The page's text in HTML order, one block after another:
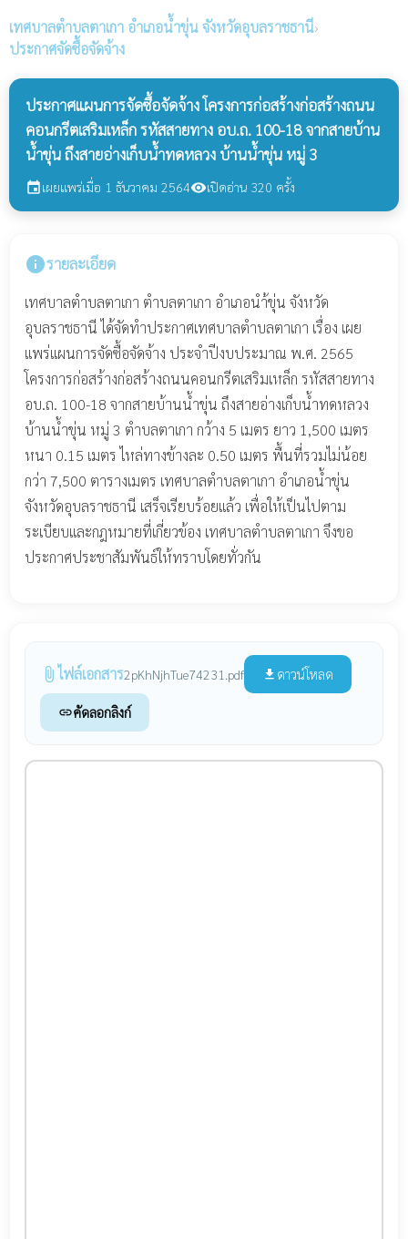
เทศบาลตำบลตาเกา อำเภอน้ำขุ่น จังหวัดอุบลราชธานี›
ประกาศจัดซื้อจัดจ้าง
ประกาศแผนการจัดซื้อจัดจ้าง โครงการก่อสร้างก่อสร้างถนน
คอนกรีตเสริมเหล็ก รหัสสายทาง อบ.ถ. 100-18 จากสายบ้าน
น้ำขุ่น ถึงสายอ่างเก็บน้ำทดหลวง บ้านน้ำขุ่น หมู่ 3
eventเผยแพร่เมื่อ 1 ธันวาคม 2564visibilityเปิดอ่าน 320 ครั้ง
infoรายละเอียด
เทศบาลตำบลตาเกา ตำบลตาเกา อำเภอนำ้ขุ่น จังหวัด
อุบลราชธานี ได้จัดทำประกาศเทศบาลตำบลตาเกา เรื่อง เผย
แพร่แผนการจัดซื้อจัดจ้าง ประจำปีงบประมาณ พ.ศ. 2565
โครงการก่อสร้างก่อสร้างถนนคอนกรีตเสริมเหล็ก รหัสสายทาง
อบ.ถ. 100-18 จากสายบ้านน้ำขุ่น ถึงสายอ่างเก็บน้ำทดหลวง
บ้านน้ำขุ่น หมู่ 3 ตำบลตาเกา กว้าง 5 เมตร ยาว 1,500 เมตร
หนา 0.15 เมตร ไหล่ทางข้างละ 0.50 เมตร พื้นที่รวมไม่น้อย
กว่า 7,500 ตารางเมตร เทศบาลตำบลตาเกา อำเภอน้ำขุ่น
จังหวัดอุบลราชธานี เสร็จเรียบร้อยแล้ว เพื่อให้เป็นไปตาม
ระเบียบและกฎหมายที่เกี่ยวข้อง เทศบาลตำบลตาเกา จึงขอ
ประกาศประชาสัมพันธ์ให้ทราบโดยทั่วกัน
attach_file ไฟล์เอกสาร2pKhNjhTue74231.pdf file_download ดาวน์โหลด
linkคัดลอกลิงก์